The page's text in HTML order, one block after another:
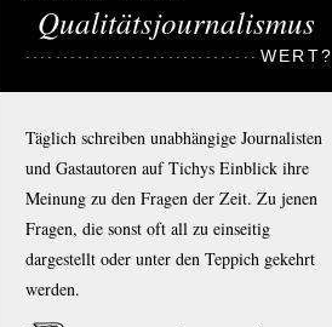
Qualitätsjournalismus
WERT?
Täglich schreiben unabhängige Journalisten
und Gastautoren auf Tichys Einblick ihre
Meinung zu den Fragen der Zeit. Zu jenen
Fragen, die sonst oft all zu einseitig
dargestellt oder unter den Teppich gekehrt
werden.